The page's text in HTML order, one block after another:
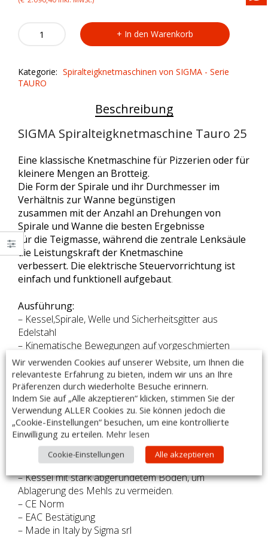
price
was:
€1.747,00.
is:
€1.747,00.
Spiralteigkneter
quantity
In den Warenkorb
Kategorie: Spiralteigknetmaschinen von SIGMA - Serie
TAURO
Beschreibung
SIGMA Spiralteigknetmaschine Tauro 25
Eine klassische Knetmaschine für Pizzerien oder für
kleinere Mengen an Brotteig.
Die Form der Spirale und ihr Durchmesser im
Verhältnis zur Wanne begünstigen
zusammen mit der Anzahl an Drehungen von
Spirale und Wanne die besten Ergebnisse
für die Teigmasse, während die zentrale Lenksäule
die Leistungskraft der Knetmaschine
verbessert. Die elektrische Steuervorrichtung ist
einfach und funktionell aufgebaut.
Ausführung:
– Kessel,Spirale, Welle und Sicherheitsgitter aus
Edelstahl
– Kinematische Bewegungen auf vorgeschmierten
Kugellager
– Antrieb mit gezahnten und nicht dehnbaren Riemen
– Hochleistungsantrieb der Spirale mit
höchstmöglichen Drehmomenten
– Alle Getriebe drehen auf vorgeschmiedeten Lagern
– Die Riemen können nicht gedehnt werden (keine
Wartung)
– mit gut erkennbarer Frontalsteuerung.
– Gitter aus Edelstahl AISI 204.
– Kessel mit stark abgerundetem Boden, um
Ablagerung des Mehls zu vermeiden.
– CE Norm
– EAC Bestätigung
– Made in Italy by Sigma srl
Wir verwenden Cookies auf unserer Website, um Ihnen die
relevanteste Erfahrung zu bieten, indem wir uns an Ihre
Präferenzen durch wiederholte Besuche erinnern.
Indem Sie auf „Alle akzeptieren“ klicken, stimmen Sie der
Verwendung ALLER Cookies zu. Sie können jedoch die
„Cookie-Einstellungen“ besuchen, um eine kontrollierte
Einwilligung zu erteilen. Mehr lesen
Cookie-Einstellungen Alle akzeptieren